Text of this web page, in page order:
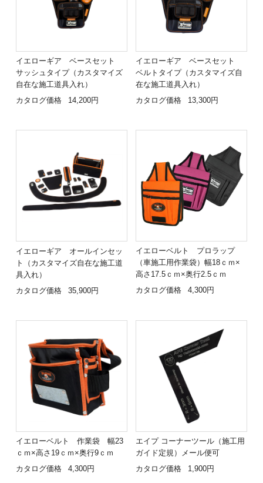
イエローギア ベースセット
サッシュタイプ（カスタマイズ
自在な施工道具入れ）
カタログ価格
14,200円
イエローギア ベースセット
ベルトタイプ（カスタマイズ自
在な施工道具入れ）
カタログ価格
13,300円
イエローギア オールインセッ
ト（カスタマイズ自在な施工道
具入れ）
カタログ価格
35,900円
イエローベルト プロラップ
（車施工用作業袋）幅18ｃｍ×
高さ17.5ｃｍ×奥行2.5ｃｍ
カタログ価格
4,300円
イエローベルト 作業袋 幅23
ｃｍ×高さ19ｃｍ×奥行9ｃｍ
カタログ価格
4,300円
エイプ コーナーツール（施工用
ガイド定規）メール便可
カタログ価格
1,900円